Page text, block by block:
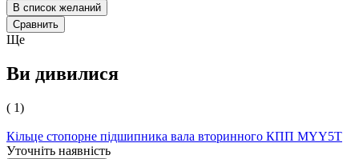
В список желаний
Сравнить
Ще
Ви дивилися
( 1)
Кільце стопорне підшипника вала вторинного КПП MYY5T
Уточніть наявність